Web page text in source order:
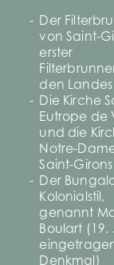
Der
von Saint-
erster
den
Die Kirche
Eutrope de
und die
Notre-
Saint-Girons
Der
Kolonialstil,
genannt
Boulart (19.
Denkmal)